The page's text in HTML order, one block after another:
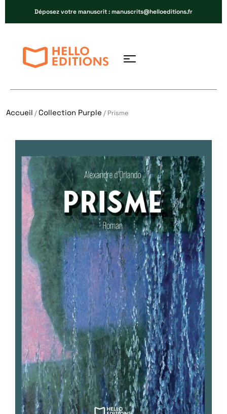
Déposez votre manuscrit : manuscrits@helloeditions.fr
Accueil /Collection Purple / Prisme